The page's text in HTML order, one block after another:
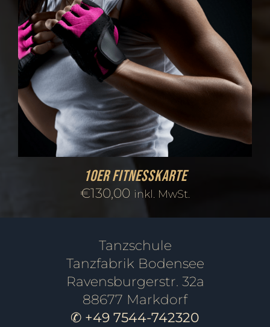
10er Fitnesskarte
€130,00 inkl. MwSt.
Tanzschule
Tanzfabrik Bodensee
Ravensburgerstr. 32a
88677 Markdorf
✆ +49 7544-742320